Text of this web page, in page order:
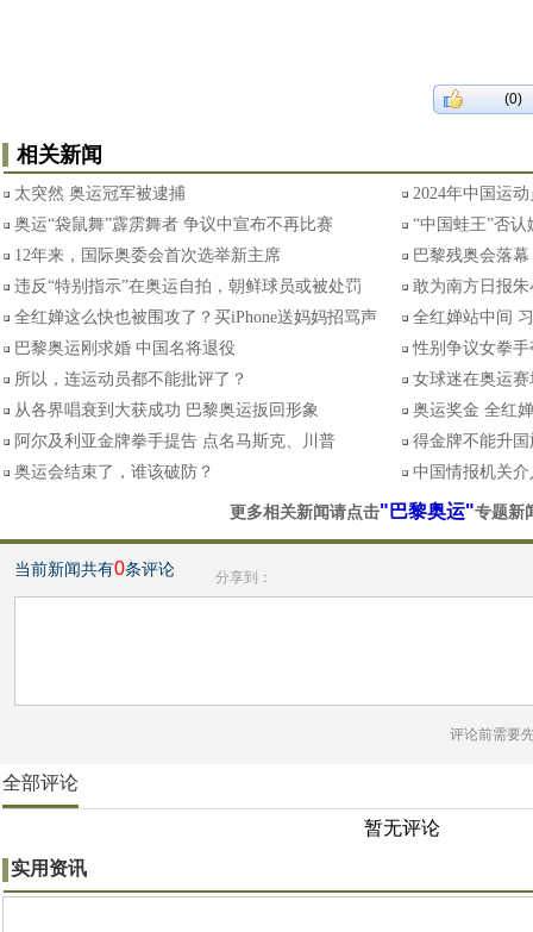
(0)
相关新闻
太突然 奥运冠军被逮捕
2024年中国运
奥运“袋鼠舞”霹雳舞者 争议中宣布不再比赛
“中国蛙王”否
12年来，国际奥委会首次选举新主席
巴黎残奥会落
违反“特别指示”在奥运自拍，朝鲜球员或被处罚
敢为南方日报
全红婵这么快也被围攻了？买iPhone送妈妈招骂声
全红婵站中间
巴黎奥运刚求婚 中国名将退役
性别争议女拳
所以，连运动员都不能批评了？
女球迷在奥运
从各界唱衰到大获成功 巴黎奥运扳回形象
奥运奖金 全红
阿尔及利亚金牌拳手提告 点名马斯克、川普
得金牌不能升
奥运会结束了，谁该破防？
中国情报机关
更多相关新闻请点击"巴黎奥运"专题新
当前新闻共有0条评论 分享到：
评论前需要
全部评论
暂无评论
实用资讯